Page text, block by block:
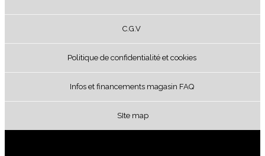
C.G.V
Politique de confidentialité et cookies
Infos et financements magasin FAQ
SIte map